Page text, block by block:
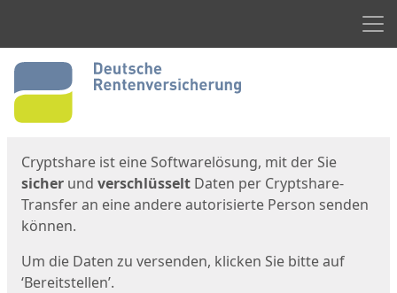
Start
Cryptshare ist eine Softwarelösung, mit der Sie
sicher und verschlüsselt Daten per Cryptshare-
Transfer an eine andere autorisierte Person senden
können.
Um die Daten zu versenden, klicken Sie bitte auf
‘Bereitstellen’.